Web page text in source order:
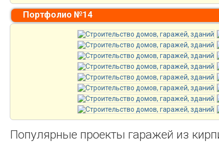
Портфолио №14
Популярные проекты гаражей из